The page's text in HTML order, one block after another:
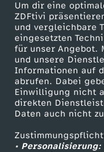
Um dir eine
ZDFtivi
und vergleichbare
eingesetzten
für unser Angebot.
und unsere
Informationen auf
abrufen. Dabei
Einwilligung nicht
direkten
Daten auch nicht
• Personalisierung:
n
W
e
l
l
Mehr ZDF
ZDF-Apps
Smart TV
ZDFtext
Livestreams